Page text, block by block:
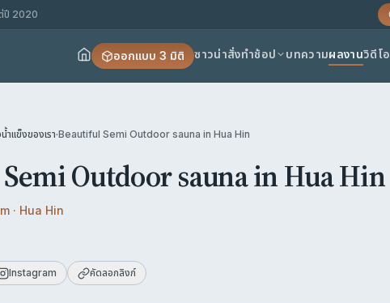
ต่ปี 2020
ออกแบบ 3 มิติ ซาวน่าสั่งทำช้อป บทความผลงานวิดีโอ
ำแข็งของเรา·Beautiful Semi Outdoor sauna in Hua Hin
Outdoor sauna in Hua Hin
· Hua Hin
Instagram คัดลอกลิงก์